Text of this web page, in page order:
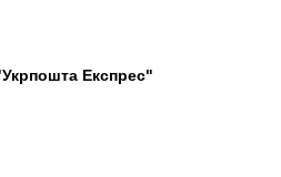
Експрес"